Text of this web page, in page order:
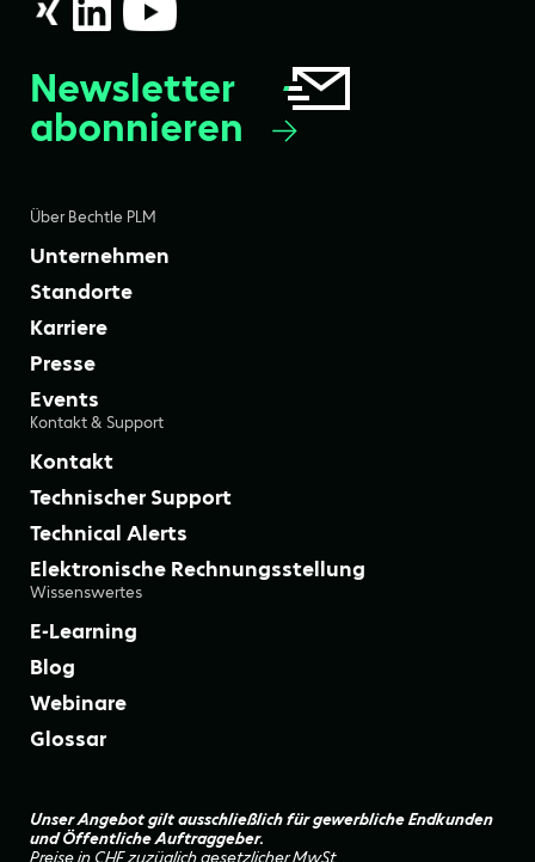
Über Bechtle PLM
Unternehmen
Standorte
Karriere
Presse
Events
Kontakt & Support
Kontakt
Technischer Support
Technical Alerts
Elektronische Rechnungsstellung
Wissenswertes
E-Learning
Blog
Webinare
Glossar
Newsletter
abonnieren
Unser Angebot gilt ausschließlich für gewerbliche Endkunden
und Öffentliche Auftraggeber.
Preise in CHF zuzüglich gesetzlicher MwSt.